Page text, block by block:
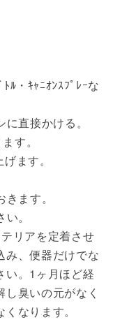
ﾙ・ｷｬﾆｵﾝｽﾌﾟﾚｰな
直接かける。
す。
ます。
ます。
。
リアを定着させ
み、便器だけでな
い。1ヶ月ほど経
臭いの元がなく
なります。